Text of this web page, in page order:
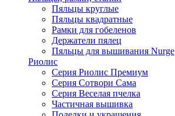
Пяльцы круглые
Пяльцы квадратные
Рамки для гобеленов
Держатели пялец
Пяльцы для вышивания Nurge
Риолис
Серия Риолис Премиум
Серия Сотвори Сама
Серия Веселая пчелка
Частичная вышивка